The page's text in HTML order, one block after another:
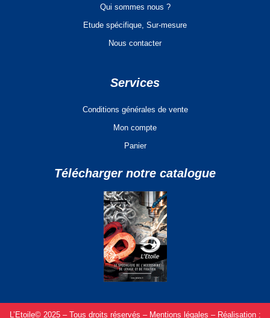
Qui sommes nous ?
Etude spécifique, Sur-mesure
Nous contacter
Services
Conditions générales de vente
Mon compte
Panier
Télécharger notre catalogue
L’Etoile© 2025 – Tous droits réservés – Mentions légales – Réalisation :